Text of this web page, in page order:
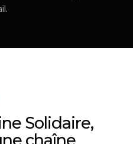
Solidaire,
chaîne